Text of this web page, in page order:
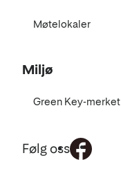
Møtelokaler
Miljø
Green Key-merket
Følg oss